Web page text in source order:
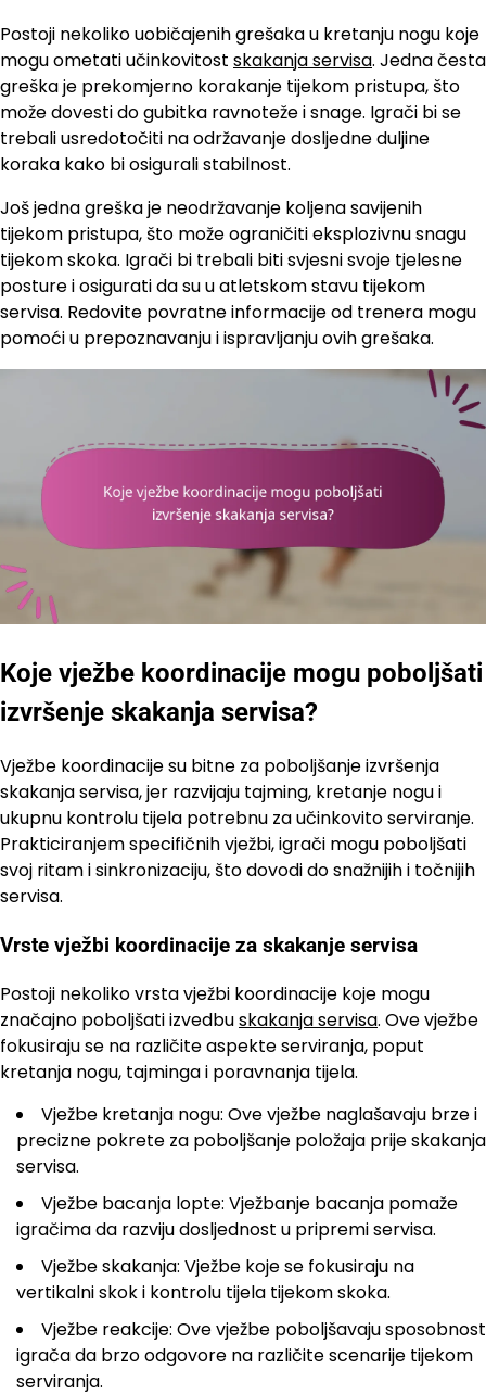
Postoji nekoliko uobičajenih grešaka u kretanju nogu koje
mogu ometati učinkovitost skakanja servisa. Jedna česta
greška je prekomjerno korakanje tijekom pristupa, što
može dovesti do gubitka ravnoteže i snage. Igrači bi se
trebali usredotočiti na održavanje dosljedne duljine
koraka kako bi osigurali stabilnost.
Još jedna greška je neodržavanje koljena savijenih
tijekom pristupa, što može ograničiti eksplozivnu snagu
tijekom skoka. Igrači bi trebali biti svjesni svoje tjelesne
posture i osigurati da su u atletskom stavu tijekom
servisa. Redovite povratne informacije od trenera mogu
pomoći u prepoznavanju i ispravljanju ovih grešaka.
Koje vježbe koordinacije mogu poboljšati
izvršenje skakanja servisa?
Vježbe koordinacije su bitne za poboljšanje izvršenja
skakanja servisa, jer razvijaju tajming, kretanje nogu i
ukupnu kontrolu tijela potrebnu za učinkovito serviranje.
Prakticiranjem specifičnih vježbi, igrači mogu poboljšati
svoj ritam i sinkronizaciju, što dovodi do snažnijih i točnijih
servisa.
Vrste vježbi koordinacije za skakanje servisa
Postoji nekoliko vrsta vježbi koordinacije koje mogu
značajno poboljšati izvedbuskakanja servisa. Ove vježbe
fokusiraju se na različite aspekte serviranja, poput
kretanja nogu, tajminga i poravnanja tijela.
Vježbe kretanja nogu: Ove vježbe naglašavaju brze i
precizne pokrete za poboljšanje položaja prije skakanja
servisa.
Vježbe bacanja lopte: Vježbanje bacanja pomaže
igračima da razviju dosljednost u pripremi servisa.
Vježbe skakanja: Vježbe koje se fokusiraju na
vertikalni skok i kontrolu tijela tijekom skoka.
Vježbe reakcije: Ove vježbe poboljšavaju sposobnost
igrača da brzo odgovore na različite scenarije tijekom
serviranja.